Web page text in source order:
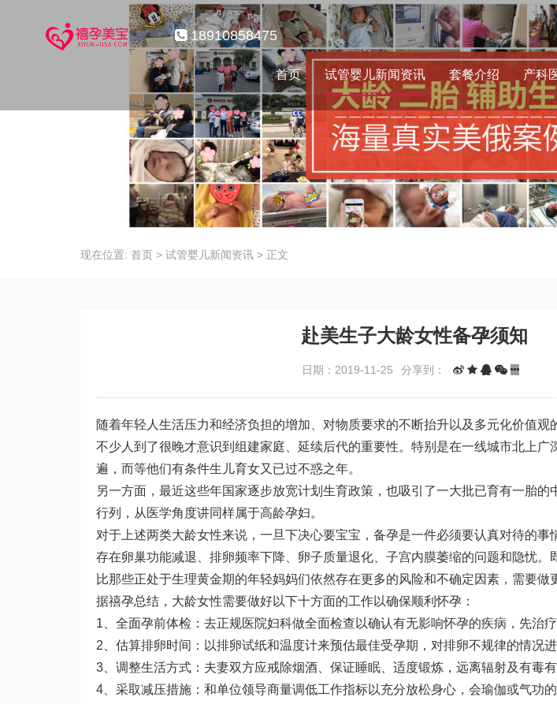
18910858475
首页 试管婴儿新闻资讯 套餐介绍 产科
现在位置: 首页 > 试管婴儿新闻资讯 > 正文
赴美生子大龄女性备孕须知
日期：2019-11-25 分享到：
随着年轻人生活压力和经济负担的增加、对物质要求的不断抬升以及多元化价值观
不少人到了很晚才意识到组建家庭、延续后代的重要性。特别是在一线城市北上广
遍，而等他们有条件生儿育女又已过不惑之年。
另一方面，最近这些年国家逐步放宽计划生育政策，也吸引了一大批已育有一胎的
行列，从医学角度讲同样属于高龄孕妇。
对于上述两类大龄女性来说，一旦下决心要宝宝，备孕是一件必须要认真对待的事
存在卵巢功能减退、排卵频率下降、卵子质量退化、子宫内膜萎缩的问题和隐忧。
比那些正处于生理黄金期的年轻妈妈们依然存在更多的风险和不确定因素，需要做
据禧孕总结，大龄女性需要做好以下十方面的工作以确保顺利怀孕：
1、全面孕前体检：去正规医院妇科做全面检查以确认有无影响怀孕的疾病，先治疗
2、估算排卵时间：以排卵试纸和温度计来预估最佳受孕期，对排卵不规律的情况进
3、调整生活方式：夫妻双方应戒除烟酒、保证睡眠、适度锻炼，远离辐射及有毒有
4、采取减压措施：和单位领导商量调低工作指标以充分放松身心，会瑜伽或气功的